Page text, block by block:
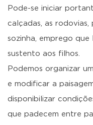
Pode-se iniciar
calçadas, as
sozinha, emprego
sustento aos filhos.
Podemos organizar
e modificar a
disponibilizar
que padecem entre